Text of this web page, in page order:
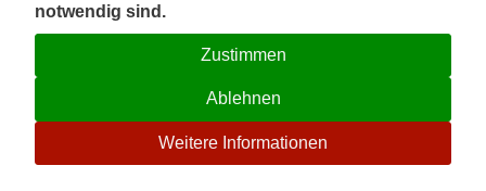
☉
notwendig sind.
Zustimmen
Ablehnen
Weitere Informationen